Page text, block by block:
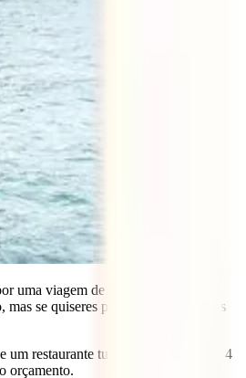
uma viagem de autocarro de várias
se quiseres privacidade, não terás
um restaurante turístico), mas por 3 a 4
orçamento.